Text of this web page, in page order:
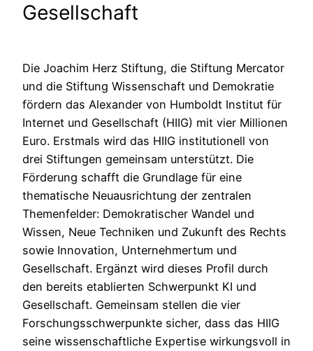
Gesellschaft
Die Joachim Herz Stiftung, die Stiftung Mercator
und die Stiftung Wissenschaft und Demokratie
fördern das Alexander von Humboldt Institut für
Internet und Gesellschaft (HIIG) mit vier Millionen
Euro. Erstmals wird das HIIG institutionell von
drei Stiftungen gemeinsam unterstützt. Die
Förderung schafft die Grundlage für eine
thematische Neuausrichtung der zentralen
Themenfelder: Demokratischer Wandel und
Wissen, Neue Techniken und Zukunft des Rechts
sowie Innovation, Unternehmertum und
Gesellschaft. Ergänzt wird dieses Profil durch
den bereits etablierten Schwerpunkt KI und
Gesellschaft. Gemeinsam stellen die vier
Forschungsschwerpunkte sicher, dass das HIIG
seine wissenschaftliche Expertise wirkungsvoll in